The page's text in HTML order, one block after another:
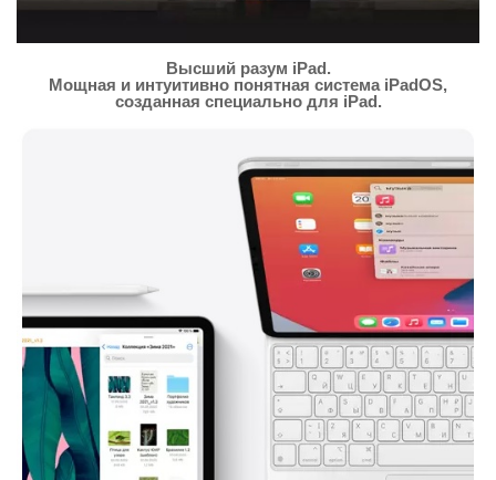
Высший разум iPad.
Мощная и интуитивно понятная система iPadOS,
созданная специально для iPad.